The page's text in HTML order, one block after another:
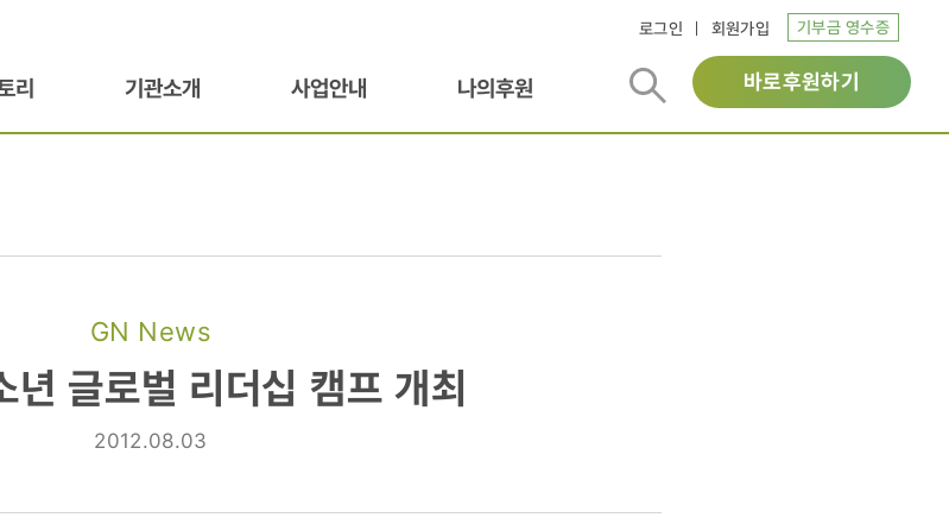
로그인 회원가입 기부금 영수증
리 기관소개 사업안내 나의후원 바로후원하기
GN News
글로벌 리더십 캠프 개최
2012.08.03